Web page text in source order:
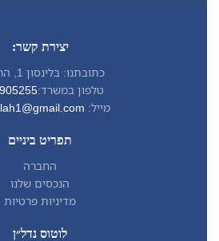
יצירת קשר:
כתובתנו: בלינסון 1, הרצליה
טלפון במשרד:
מייל:
תפריט ביניים
החברה
הנכסים שלנו
מדיניות פרטיות
לוטוס נדל״ן